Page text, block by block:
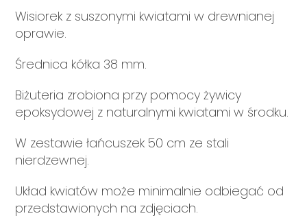
Wisiorek z suszonymi kwiatami w drewnianej
oprawie.
Średnica kółka 38 mm.
Biżuteria zrobiona przy pomocy żywicy
epoksydowej z naturalnymi kwiatami w środku.
W zestawie łańcuszek 50 cm ze stali
nierdzewnej.
Układ kwiatów może minimalnie odbiegać od
przedstawionych na zdjęciach.